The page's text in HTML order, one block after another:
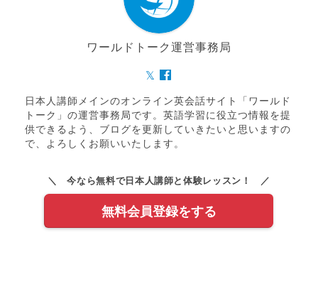
ワールドトーク運営事務局
日本人講師メインのオンライン英会話サイト「ワールド
トーク」の運営事務局です。英語学習に役立つ情報を提
供できるよう、ブログを更新していきたいと思いますの
で、よろしくお願いいたします。
＼ 今なら無料で日本人講師と体験レッスン！ ／
無料会員登録をする